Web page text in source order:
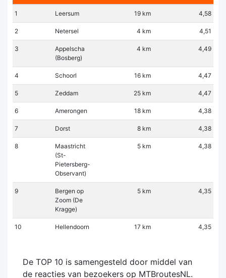
1 Leersum 19 km 4,58
2 Netersel 4 km 4,51
3
Appelscha
(Bosberg)
4 km 4,49
4 Schoorl 16 km 4,47
5 Zeddam 25 km 4,47
6 Amerongen 18 km 4,38
7 Dorst 8 km 4,38
8
Maastricht
(St-
Pietersberg-
Observant)
5 km 4,38
9
Bergen op
Zoom (De
Kragge)
5 km 4,35
10 Hellendoorn 17 km 4,35
De TOP 10 is samengesteld door middel van
de reacties van bezoekers op MTBroutesNL.